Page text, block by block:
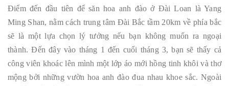
Điểm đến đầu tiên để săn hoa anh đào ở Đài Loan là Yang
Ming Shan, nằm cách trung tâm Đài Bắc tầm 20km về phía bắc
sẽ là một lựa chọn lý tưởng nếu bạn không muốn ra ngoại
thành. Đến đây vào tháng 1 đến cuối tháng 3, bạn sẽ thấy cả
công viên khoác lên mình một lớp áo mới hồng tinh khôi và thơ
mộng bởi những vườn hoa anh đào đua nhau khoe sắc. Ngoài